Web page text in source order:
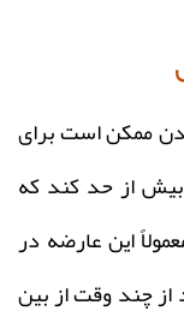
ممکن است برای
بیش از حد کند که
این عارضه در
از چند وقت از بین